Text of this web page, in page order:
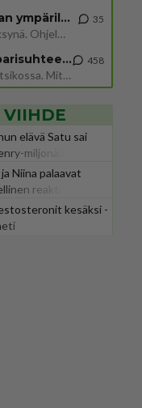
Uuden TTK-juontajan ympärillä epätietoisuus sakenee - Nyt MTV hämmentää soppaa
TTK tulee taas tänä syksynä. Ohjelman uudet tähtioppilaat julkistetaan torstaina 6. elokuuta klo 14 alkavassa lehdistö
35
Mitä tuot pöytään parisuhteessa?
Siinäpä se kysymys on otsikossa. Mitäpä siis tuot/toisit pöytään parisuhteessa? Oletko mies vai nainen? Koetko sen mitä
458
elävä Satu sai
miljonääriltä
Niina palaavat
reaktio:
kesäksi -